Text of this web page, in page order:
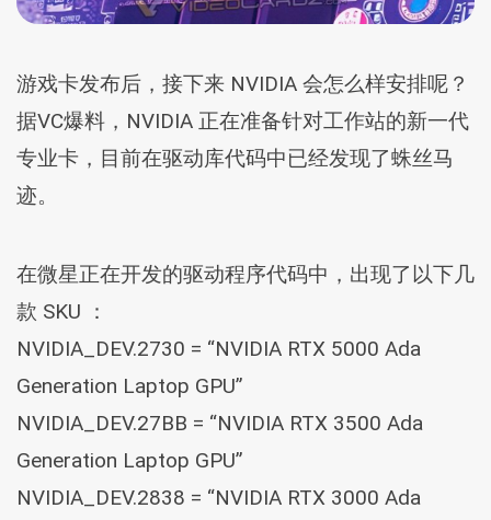
游戏卡发布后，接下来 NVIDIA 会怎么样安排呢？
据VC爆料，NVIDIA 正在准备针对工作站的新一代
专业卡，目前在驱动库代码中已经发现了蛛丝马
迹。
在微星正在开发的驱动程序代码中，出现了以下几
款 SKU ：
NVIDIA_DEV.2730 = “NVIDIA RTX 5000 Ada
Generation Laptop GPU”
NVIDIA_DEV.27BB = “NVIDIA RTX 3500 Ada
Generation Laptop GPU”
NVIDIA_DEV.2838 = “NVIDIA RTX 3000 Ada